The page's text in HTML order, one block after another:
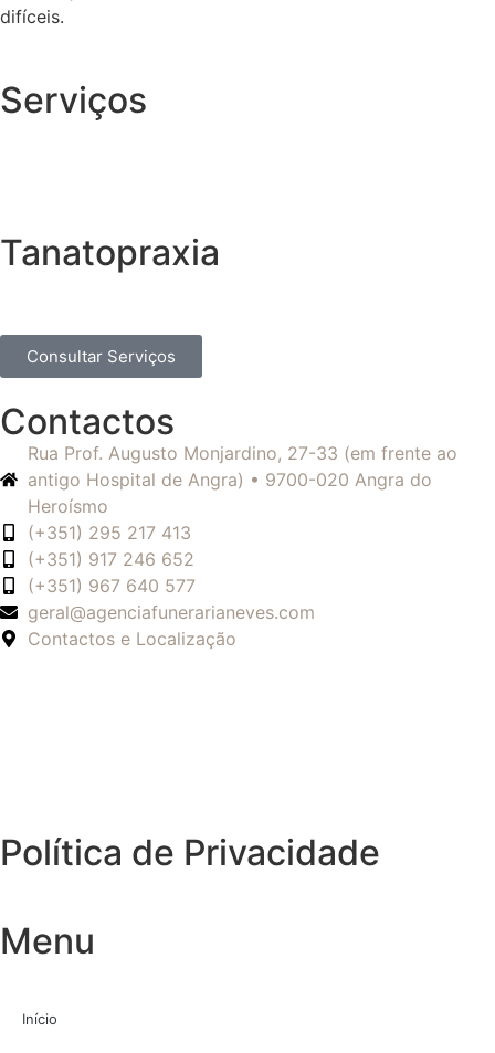
difíceis.
Serviços
Tanatopraxia
Consultar Serviços
Contactos
Rua Prof. Augusto Monjardino, 27-33 (em frente ao
antigo Hospital de Angra) • 9700-020 Angra do
Heroísmo
(+351) 295 217 413
(+351) 917 246 652
(+351) 967 640 577
geral@agenciafunerarianeves.com
Contactos e Localização
Política de Privacidade
Menu
Início